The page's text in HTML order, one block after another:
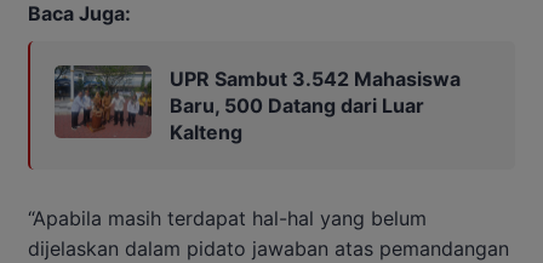
Baca Juga:
UPR Sambut 3.542 Mahasiswa
Baru, 500 Datang dari Luar
Kalteng
“Apabila masih terdapat hal-hal yang belum
dijelaskan dalam pidato jawaban atas pemandangan